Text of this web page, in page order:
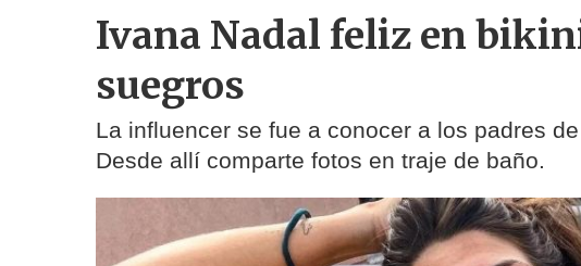
Ivana Nadal feliz en
suegros
La influencer se fue a conocer a los padres
Desde allí comparte fotos en traje de baño.